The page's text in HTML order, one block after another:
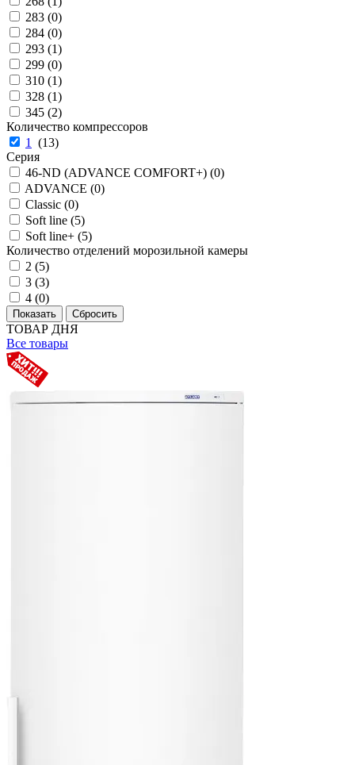
283 (0)
284 (0)
293 (1)
299 (0)
310 (1)
328 (1)
345 (2)
Количество компрессоров
1
(13)
Серия
46-ND (ADVANCE COMFORT+) (0)
ADVANCE (0)
Classic (0)
Soft line (5)
Soft line+ (5)
Количество отделений морозильной камеры
2 (5)
3 (3)
4 (0)
ТОВАР ДНЯ
Все товары